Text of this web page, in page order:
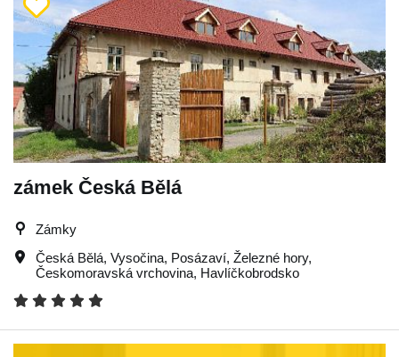
zámek Česká Bělá
Zámky
Česká Bělá, Vysočina, Posázaví, Železné hory,
Českomoravská vrchovina, Havlíčkobrodsko